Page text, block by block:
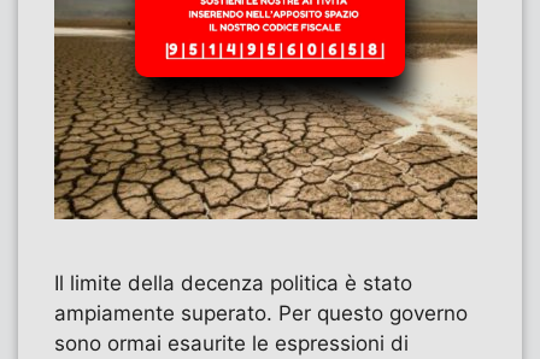
Il limite della decenza politica è stato
ampiamente superato. Per questo governo
sono ormai esaurite le espressioni di